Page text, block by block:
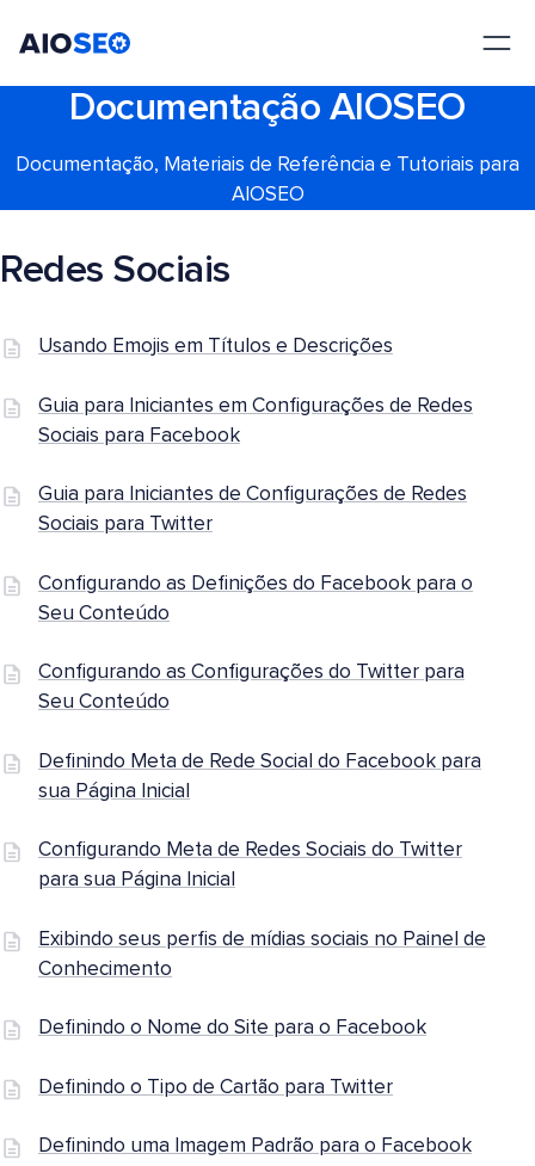
Documentação AIOSEO
Documentação, Materiais de Referência e Tutoriais para
AIOSEO
Redes Sociais
Usando Emojis em Títulos e Descrições
Guia para Iniciantes em Configurações de Redes
Sociais para Facebook
Guia para Iniciantes de Configurações de Redes
Sociais para Twitter
Configurando as Definições do Facebook para o
Seu Conteúdo
Configurando as Configurações do Twitter para
Seu Conteúdo
Definindo Meta de Rede Social do Facebook para
sua Página Inicial
Configurando Meta de Redes Sociais do Twitter
para sua Página Inicial
Exibindo seus perfis de mídias sociais no Painel de
Conhecimento
Definindo o Nome do Site para o Facebook
Definindo o Tipo de Cartão para Twitter
Definindo uma Imagem Padrão para o Facebook